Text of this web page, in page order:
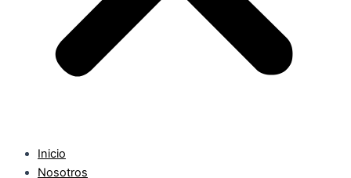
Inicio
Nosotros